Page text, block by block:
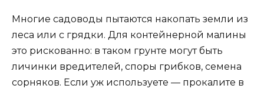
Многие садоводы пытаются накопать земли из
леса или с грядки. Для контейнерной малины
это рискованно: в таком грунте могут быть
личинки вредителей, споры грибков, семена
сорняков. Если уж используете — прокалите в